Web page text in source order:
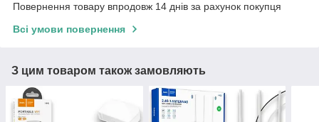
Повернення товару впродовж 14 днів за рахунок покупця
Всі умови повернення
З цим товаром також замовляють